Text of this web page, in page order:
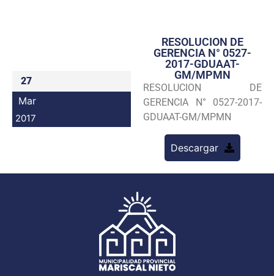
Transparencia
Seguridad
Programas
27
Mar
2017
RESOLUCION DE
GERENCIA N° 0527-
2017-GDUAAT-
GM/MPMN
RESOLUCION DE
GERENCIA N° 0527-2017-
GDUAAT-GM/MPMN
Descargar